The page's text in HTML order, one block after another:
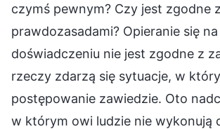
czymś pewnym? Czy jest zgodne z
prawdozasadami? Opieranie się na
doświadczeniu nie jest zgodne z
rzeczy zdarzą się sytuacje, w
postępowanie zawiedzie. Oto
w którym owi ludzie nie wykonują